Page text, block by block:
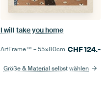
I will take you home
ArtFrame™ –55×80cm CHF124.-
Größe & Material selbst wählen